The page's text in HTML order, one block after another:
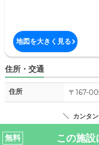
地図を大きく見る
住所・交通
住所 〒167-
カンタ
無料 この施